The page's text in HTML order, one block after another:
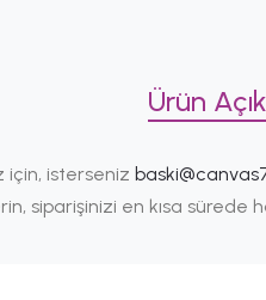
Ürün
için, isterseniz
siparişinizi en kısa sürede